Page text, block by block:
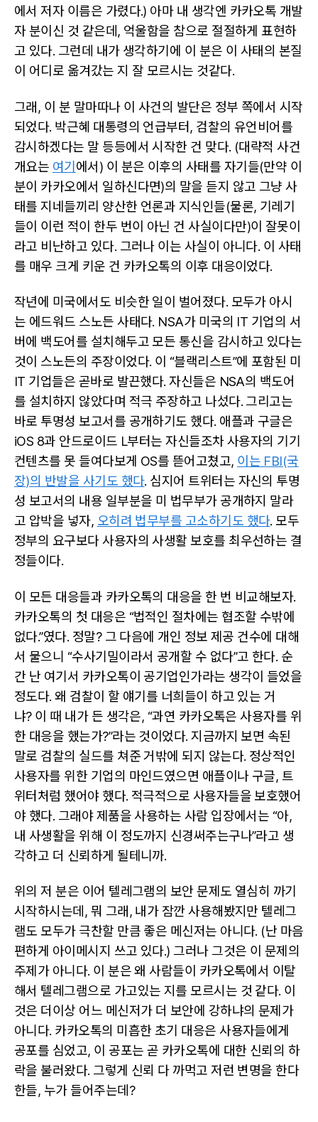
에서 저자 이름은 가렸다.) 아마 내 생각엔 카카오톡 개발
자 분이신 것 같은데, 억울함을 참으로 절절하게 표현하
고 있다. 그런데 내가 생각하기에 이 분은 이 사태의 본질
이 어디로 옮겨갔는 지 잘 모르시는 것같다.
그래, 이 분 말마따나 이 사건의 발단은 정부 쪽에서 시작
되었다. 박근혜 대통령의 언급부터, 검찰의 유언비어를
감시하겠다는 말 등등에서 시작한 건 맞다. (대략적 사건
개요는 여기 에서) 이 분은 이후의 사태를 자기들(만약 이
분이 카카오에서 일하신다면)의 말을 듣지 않고 그냥 사
태를 지네들끼리 양산한 언론과 지식인들(물론, 기레기
들이 이런 적이 한두 번이 아닌 건 사실이다만)이 잘못이
라고 비난하고 있다. 그러나 이는 사실이 아니다. 이 사태
를 매우 크게 키운 건 카카오톡의 이후 대응이었다.
작년에 미국에서도 비슷한 일이 벌어졌다. 모두가 아시
는 에드워드 스노든 사태다. NSA가 미국의 IT 기업의 서
버에 백도어를 설치해두고 모든 통신을 감시하고 있다는
것이 스노든의 주장이었다. 이 “블랙리스트”에 포함된 미
IT 기업들은 곧바로 발끈했다. 자신들은 NSA의 백도어
를 설치하지 않았다며 적극 주장하고 나섰다. 그리고는
바로 투명성 보고서를 공개하기도 했다. 애플과 구글은
iOS 8과 안드로이드 L부터는 자신들조차 사용자의 기기
컨텐츠를 못 들여다보게 OS를 뜯어고쳤고, 이는 FBI(국
장)의 반발을 사기도 했다. 심지어 트위터는 자신의 투명
성 보고서의 내용 일부분을 미 법무부가 공개하지 말라
고 압박을 넣자, 오히려 법무부를 고소하기도 했다. 모두
정부의 요구보다 사용자의 사생활 보호를 최우선하는 결
정들이다.
이 모든 대응들과 카카오톡의 대응을 한 번 비교해보자.
카카오톡의 첫 대응은 “법적인 절차에는 협조할 수밖에
없다.”였다. 정말? 그 다음에 개인 정보 제공 건수에 대해
서 물으니 “수사기밀이라서 공개할 수 없다”고 한다. 순
간 난 여기서 카카오톡이 공기업인가라는 생각이 들었을
정도다. 왜 검찰이 할 얘기를 너희들이 하고 있는 거
냐? 이 때 내가 든 생각은, “과연 카카오톡은 사용자를 위
한 대응을 했는가?”라는 것이었다. 지금까지 보면 속된
말로 검찰의 실드를 쳐준 거밖에 되지 않는다. 정상적인
사용자를 위한 기업의 마인드였으면 애플이나 구글, 트
위터처럼 했어야 했다. 적극적으로 사용자들을 보호했어
야 했다. 그래야 제품을 사용하는 사람 입장에서는 “아,
내 사생활을 위해 이 정도까지 신경써주는구나”라고 생
각하고 더 신뢰하게 될테니까.
위의 저 분은 이어 텔레그램의 보안 문제도 열심히 까기
시작하시는데, 뭐 그래, 내가 잠깐 사용해봤지만 텔레그
램도 모두가 극찬할 만큼 좋은 메신저는 아니다. (난 마음
편하게 아이메시지 쓰고 있다.) 그러나 그것은 이 문제의
주제가 아니다. 이 분은 왜 사람들이 카카오톡에서 이탈
해서 텔레그램으로 가고있는 지를 모르시는 것 같다. 이
것은 더이상 어느 메신저가 더 보안에 강하냐의 문제가
아니다. 카카오톡의 미흡한 초기 대응은 사용자들에게
공포를 심었고, 이 공포는 곧 카카오톡에 대한 신뢰의 하
락을 불러왔다. 그렇게 신뢰 다 까먹고 저런 변명을 한다
한들, 누가 들어주는데?